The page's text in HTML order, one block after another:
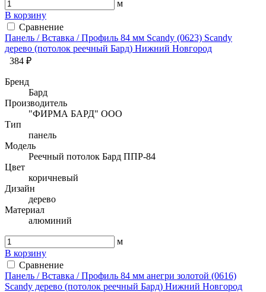
м
В корзину
Сравнение
Панель / Вставка / Профиль 84 мм Sсandy (0623) Sсandy
дерево (потолок реечный Бард) Нижний Новгород
384 ₽
Бренд
Бард
Производитель
"ФИРМА БАРД" ООО
Тип
панель
Модель
Реечный потолок Бард ППР-84
Цвет
коричневый
Дизайн
дерево
Материал
алюминий
м
В корзину
Сравнение
Панель / Вставка / Профиль 84 мм анегри золотой (0616)
Sсandy дерево (потолок реечный Бард) Нижний Новгород